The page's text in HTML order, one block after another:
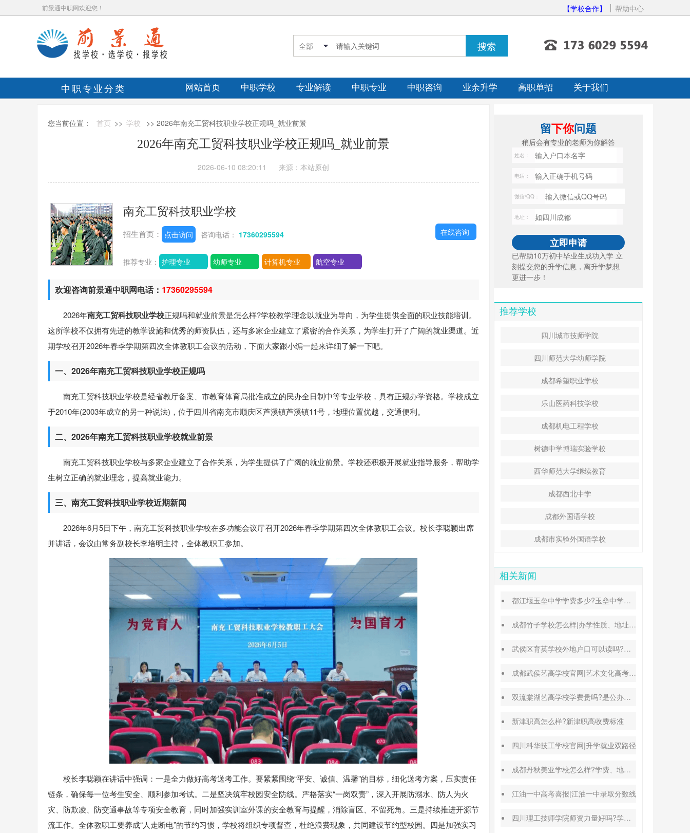
前景通中职网欢迎您！ 【学校合作】 帮助中心
中职专业分类 网站首页 中职学校 专业解读 中职专业 中职咨询 业余升学 高职单招 关于我们
您当前位置： 首页 >> 学校 >> 2026年南充工贸科技职业学校正规吗_就业前景
2026年南充工贸科技职业学校正规吗_就业前景
2026-06-10 08:20:11 来源：本站原创
南充工贸科技职业学校
招生首页： 点击访问 咨询电话： 17360295594
推荐专业： 护理专业 幼师专业 计算机专业 航空专业
在线咨询
欢迎咨询前景通中职网电话： 17360295594
2026年南充工贸科技职业学校正规吗和就业前景是怎么样?学校教学理念以就业为导向，为学生提供全面的职业技能培训。
这所学校不仅拥有先进的教学设施和优秀的师资队伍，还与多家企业建立了紧密的合作关系，为学生打开了广阔的就业渠道。近
期学校召开2026年春季学期第四次全体教职工会议的活动，下面大家跟小编一起来详细了解一下吧。
一、2026年南充工贸科技职业学校正规吗
南充工贸科技职业学校是经省教厅备案、市教育体育局批准成立的民办全日制中等专业学校，具有正规办学资格。学校成立
于2010年(2003年成立的另一种说法)，位于四川省南充市顺庆区芦溪镇芦溪镇11号，地理位置优越，交通便利。
二、2026年南充工贸科技职业学校就业前景
南充工贸科技职业学校与多家企业建立了合作关系，为学生提供了广阔的就业前景。学校还积极开展就业指导服务，帮助学
生树立正确的就业理念，提高就业能力。
三、南充工贸科技职业学校近期新闻
2026年6月5日下午，南充工贸科技职业学校在多功能会议厅召开2026年春季学期第四次全体教职工会议。校长李聪颖出席
并讲话，会议由常务副校长李培明主持，全体教职工参加。
校长李聪颖在讲话中强调：一是全力做好高考送考工作。要紧紧围绕“平安、诚信、温馨”的目标，细化送考方案，压实责任
链条，确保每一位考生安全、顺利参加考试。二是坚决筑牢校园安全防线。严格落实“一岗双责”，深入开展防溺水、防人为火
灾、防欺凌、防交通事故等专项安全教育，同时加强实训室外课的安全教育与提醒，消除盲区、不留死角。三是持续推进开源节
流工作。全体教职工要养成“人走断电”的节约习惯，学校将组织专项督查，杜绝浪费现象，共同建设节约型校园。四是加强实习
留下你问题
稍后会有专业的老师为你解答
姓名：
电话：
微信/QQ：
地址：
已帮助10万初中毕业生成功入学 立
刻提交您的升学信息，离升学梦想
更进一步！
推荐学校
四川城市技师学院
四川师范大学幼师学院
成都希望职业学校
乐山医药科技学校
成都机电工程学校
树德中学博瑞实验学校
西华师范大学继续教育
成都西北中学
成都外国语学校
成都市实验外国语学校
相关新闻
都江堰玉垒中学学费多少?玉垒中学录取分数线
成都竹子学校怎么样|办学性质、地址、学费汇总
武侯区育英学校外地户口可以读吗?转学插班条件
成都武侯艺高学校官网|艺术文化高考班能高考吗
双流棠湖艺高学校学费贵吗?是公办还是民办
新津职高怎么样?新津职高收费标准
四川科华技工学校官网|升学就业双路径
成都丹秋美亚学校怎么样?学费、地址、办学特色汇总
江油一中高考喜报|江油一中录取分数线
四川理工技师学院师资力量好吗?学校地址在哪里